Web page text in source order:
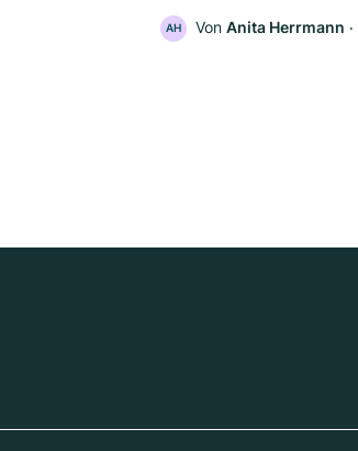
AH Von Anita Herrmann ‧